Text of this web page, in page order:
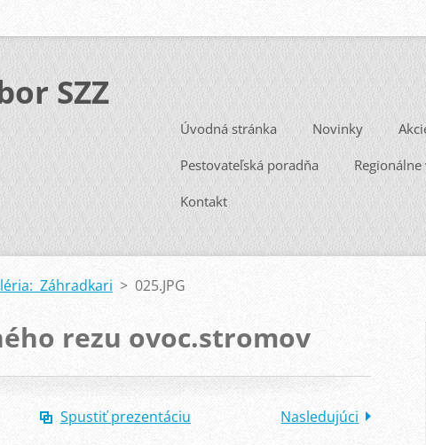
SZZ
Úvodná stránka Novinky
Pestovateľská poradňa
Kontakt
Záhradkari > 025.JPG
rezu ovoc.stromov
Spustiť prezentáciu Nasledujúci